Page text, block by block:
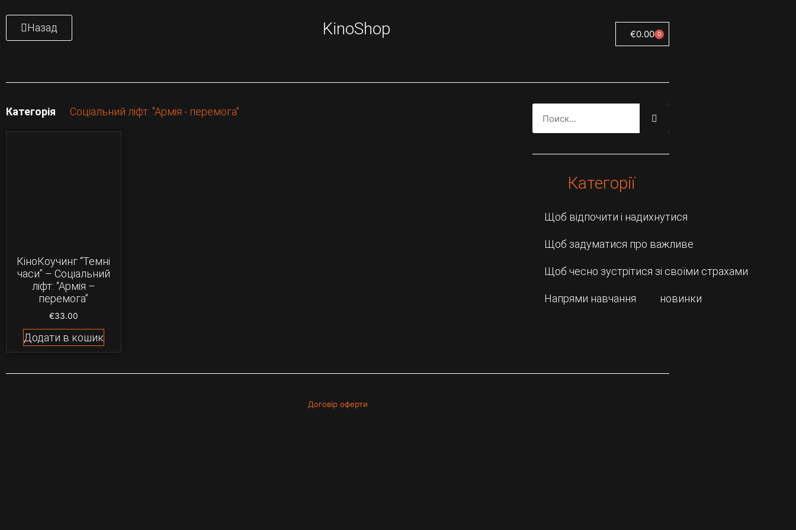
Назад KinoShop €0.00 0
Категорія Соціальний ліфт: "Армія - перемога"
КіноКоучинг “Темні
часи” – Соціальний
ліфт: “Армія –
перемога”
€33.00
Додати в кошик
Категорії
Щоб відпочити і надихнутися
Щоб задуматися про важливе
Щоб чесно зустрітися зі своїми страхами
Напрями навчання новинки
Договір оферти